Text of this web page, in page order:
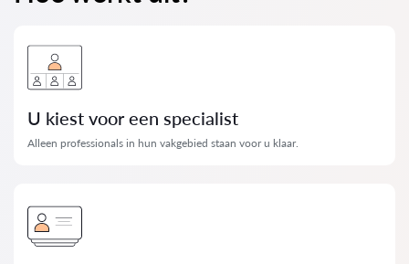
U kiest voor een specialist
Alleen professionals in hun vakgebied staan ​​voor u klaar.